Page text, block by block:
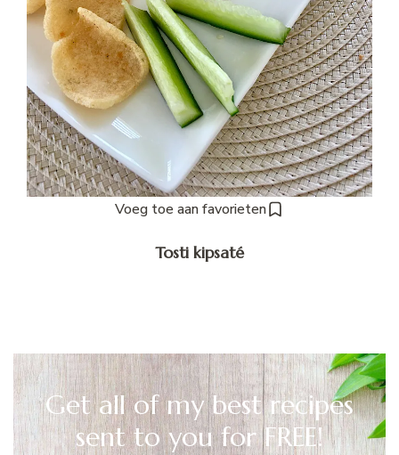
Voeg toe aan favorieten
Tosti kipsaté
Get all of my best recipes
sent to you for FREE!